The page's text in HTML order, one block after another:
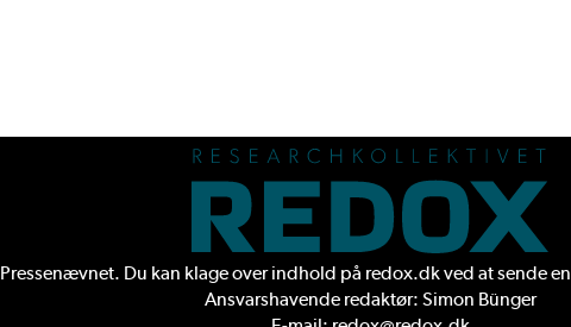
Pressenævnet. Du kan klage over indhold på redox.dk ved at sende en
Ansvarshavende redaktør: Simon Bünger